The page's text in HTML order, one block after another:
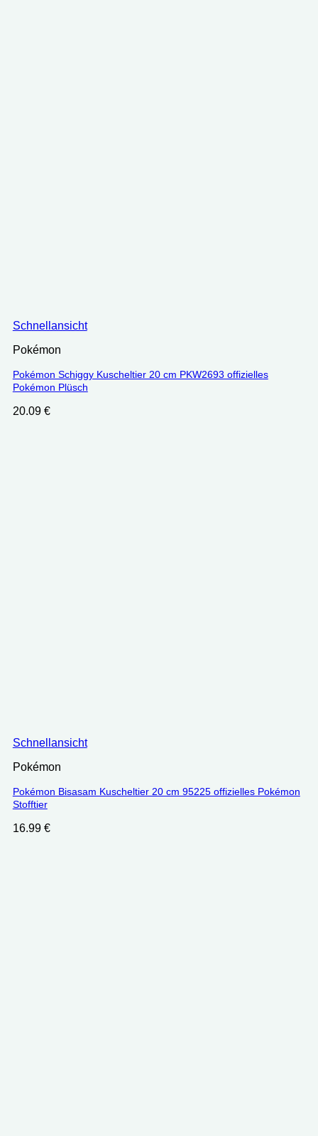
Schnellansicht
Pokémon
Pokémon Schiggy Kuscheltier 20 cm PKW2693 offizielles
Pokémon Plüsch
20.09 €
Schnellansicht
Pokémon
Pokémon Bisasam Kuscheltier 20 cm 95225 offizielles Pokémon
Stofftier
16.99 €